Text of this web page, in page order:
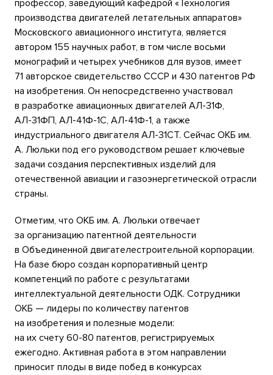
профессор, заведующий кафедрой «Технология
производства двигателей летательных аппаратов»
Московского авиационного института, является
автором 155 научных работ, в том числе восьми
монографий и четырех учебников для вузов, имеет
71 авторское свидетельство СССР и 430 патентов РФ
на изобретения. Он непосредственно участвовал
в разработке авиационных двигателей АЛ-31Ф,
АЛ-31ФП, АЛ-41Ф-1С, АЛ-41Ф-1, а также
индустриального двигателя АЛ-31СТ. Сейчас ОКБ им.
А. Люльки под его руководством решает ключевые
задачи создания перспективных изделий для
отечественной авиации и газоэнергетической отрасли
страны.
Отметим, что ОКБ им. А. Люльки отвечает
за организацию патентной деятельности
в Объединенной двигателестроительной корпорации.
На базе бюро создан корпоративный центр
компетенций по работе с результатами
интеллектуальной деятельности ОДК. Сотрудники
ОКБ — лидеры по количеству патентов
на изобретения и полезные модели:
на их счету 60-80 патентов, регистрируемых
ежегодно. Активная работа в этом направлении
приносит плоды в виде побед в конкурсах